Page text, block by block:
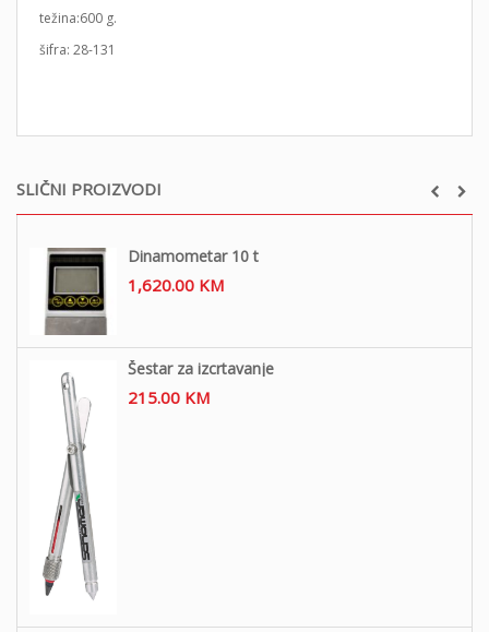
SLIČNI PROIZVODI
Dinamometar 10 t
1,620.00 KM
Šestar za izcrtavanje
215.00 KM
težina:600 g.
šifra: 28-131